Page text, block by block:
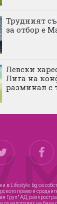
Трудният
за отбор е
Левски
Лига на
разминал с
в Lifestyle.bg са
право и
Груп" АД,